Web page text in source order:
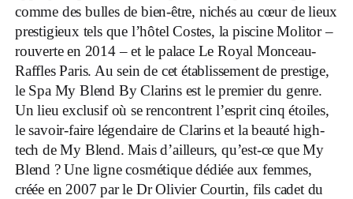
comme des bulles de bien-être, nichés au cœur de lieux
prestigieux tels que l’hôtel Costes, la piscine Molitor –
rouverte en 2014 – et le palace Le Royal Monceau-
Raffles Paris. Au sein de cet établissement de prestige,
le Spa My Blend By Clarins est le premier du genre.
Un lieu exclusif où se rencontrent l’esprit cinq étoiles,
le savoir-faire légendaire de Clarins et la beauté high-
tech de My Blend. Mais d’ailleurs, qu’est-ce que My
Blend ? Une ligne cosmétique dédiée aux femmes,
créée en 2007 par le Dr Olivier Courtin, fils cadet du